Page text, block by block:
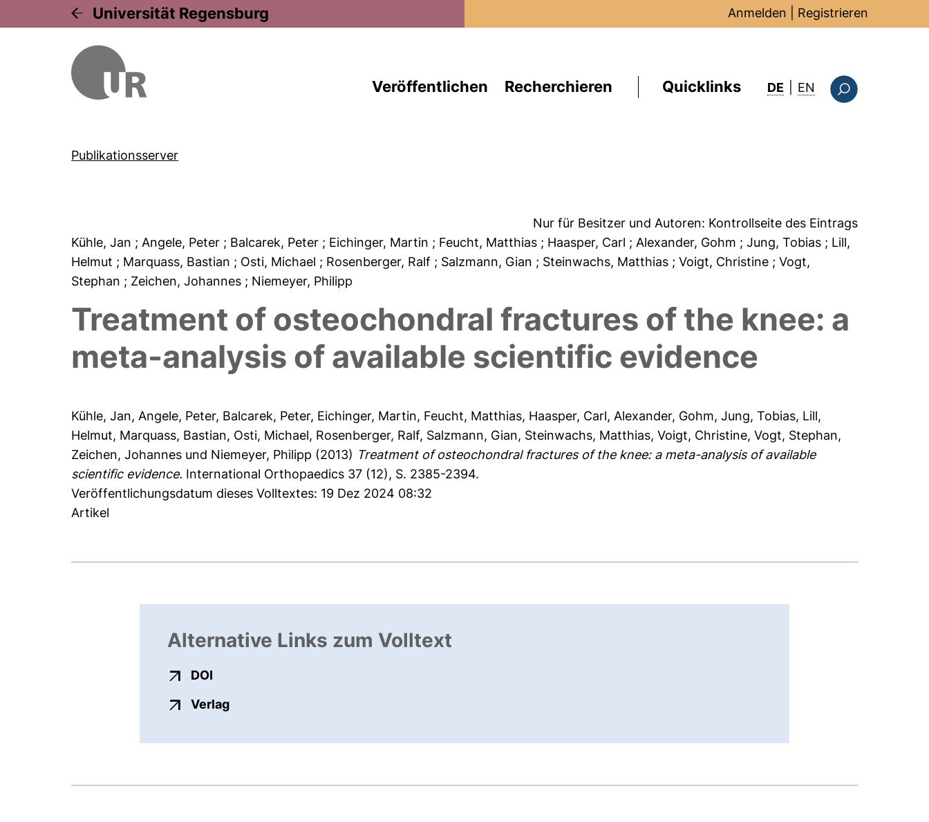
Universität Regensburg Anmelden Registrieren
Veröffentlichen Recherchieren Quicklinks DE EN : this page in
Publikationsserver
Nur für Besitzer und Autoren: Kontrollseite des Eintrags
Kühle, Jan ; Angele, Peter ; Balcarek, Peter ; Eichinger, Martin ; Feucht, Matthias ; Haasper, Carl ; Alexander, Gohm ; Jung, Tobias ; Lill,
Helmut ; Marquass, Bastian ; Osti, Michael ; Rosenberger, Ralf ; Salzmann, Gian ; Steinwachs, Matthias ; Voigt, Christine ; Vogt,
Stephan ; Zeichen, Johannes ; Niemeyer, Philipp
Treatment of osteochondral fractures of the knee: a
meta-analysis of available scientific evidence
Kühle, Jan,Angele, Peter, Balcarek, Peter, Eichinger, Martin, Feucht, Matthias, Haasper, Carl,Alexander, Gohm,Jung, Tobias, Lill,
Helmut, Marquass, Bastian, Osti, Michael, Rosenberger, Ralf, Salzmann, Gian, Steinwachs, Matthias,Voigt, Christine,Vogt, Stephan,
Zeichen, Johannes und Niemeyer, Philipp (2013) Treatment of osteochondral fractures of the knee: a meta-analysis of available
scientific evidence. International Orthopaedics 37 (12), S. 2385-2394.
Veröffentlichungsdatum dieses Volltextes: 19 Dez 2024 08:32
Artikel
Alternative Links zum Volltext
DOI
Verlagexterner Link, öffnet neues Fenster